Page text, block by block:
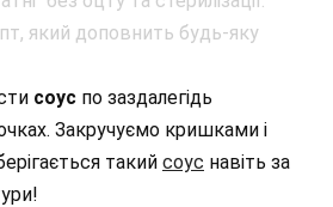
соус по заздалегідь
Закручуємо кришками і
такий соус навіть за